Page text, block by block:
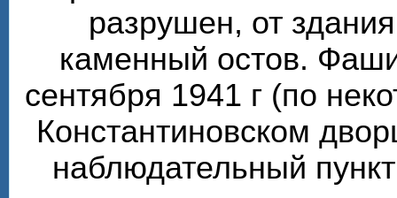
разрушен, от
каменный остов.
сентября 1941 г (по
Константиновском
наблюдательный